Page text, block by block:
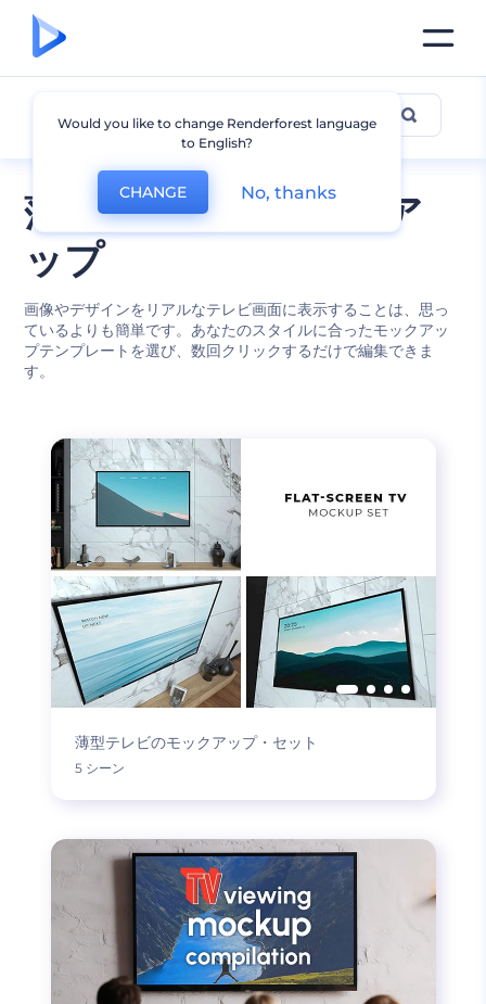
薄型テレビのモックア
ップ
画像やデザインをリアルなテレビ画面に表示することは、思っ
ているよりも簡単です。あなたのスタイルに合ったモックアッ
プテンプレートを選び、数回クリックするだけで編集できま
す。
テレビのモックアップ
薄型テレビのモックアップ・セット
5 シーン
Would you like to change Renderforest language
to English?
CHANGE No, thanks